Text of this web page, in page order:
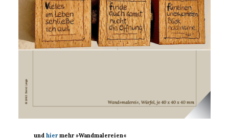
undhier mehr »Wandmalereien«